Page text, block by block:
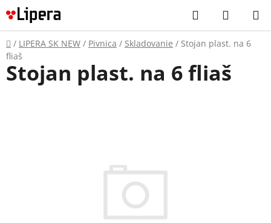
Prejsť
na
obsah
Hľadať
KOŠÍK
Domov
/ LIPERA SK NEW / Pivnica / Skladovanie / Stojan plast. na 6
fliaš
Stojan plast. na 6 fliaš